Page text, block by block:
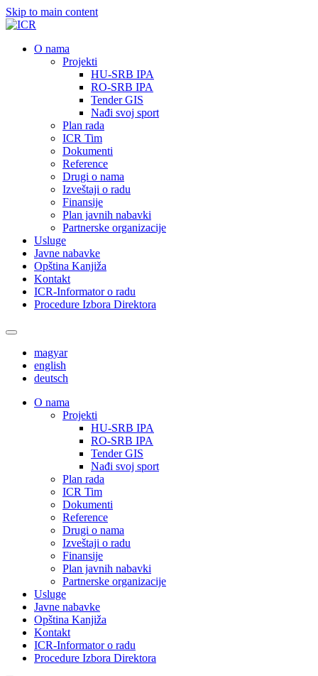
Skip to main content
О nama
Projekti
HU-SRB IPA
RO-SRB IPA
Tender GIS
Nađi svoj sport
Plan rada
ICR Tim
Dokumenti
Reference
Drugi o nama
Izveštaji o radu
Finansije
Plan javnih nabavki
Partnerske organizacije
Usluge
Javne nabavke
Opština Kanjiža
Kontakt
ICR-Informator o radu
Procedure Izbora Direktora
magyar
english
deutsch
О nama
Projekti
HU-SRB IPA
RO-SRB IPA
Tender GIS
Nađi svoj sport
Plan rada
ICR Tim
Dokumenti
Reference
Drugi o nama
Izveštaji o radu
Finansije
Plan javnih nabavki
Partnerske organizacije
Usluge
Javne nabavke
Opština Kanjiža
Kontakt
ICR-Informator o radu
Procedure Izbora Direktora